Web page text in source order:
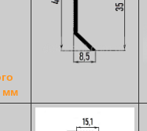
мм